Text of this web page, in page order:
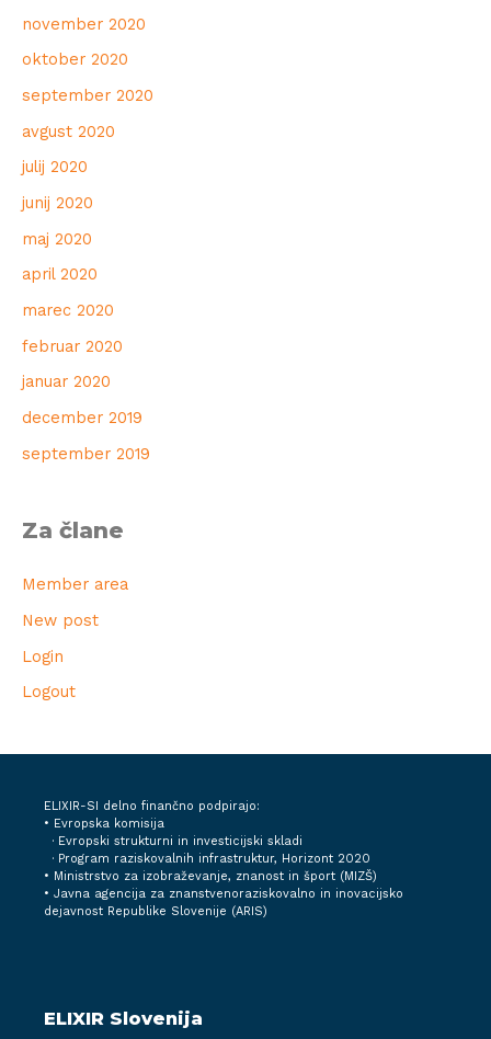
november 2020
oktober 2020
september 2020
avgust 2020
julij 2020
junij 2020
maj 2020
april 2020
marec 2020
februar 2020
januar 2020
december 2019
september 2019
Za člane
Member area
New post
Login
Logout
ELIXIR-SI delno finančno podpirajo:
• Evropska komisija
· Evropski strukturni in investicijski skladi
· Program raziskovalnih infrastruktur, Horizont 2020
• Ministrstvo za izobraževanje, znanost in šport (MIZŠ)
• Javna agencija za znanstvenoraziskovalno in inovacijsko
dejavnost Republike Slovenije (ARIS)
ELIXIR Slovenija